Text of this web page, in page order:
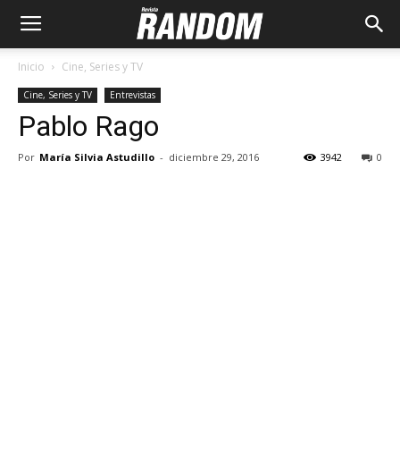
Inicio Cine, Series y TV
Cine, Series y TV Entrevistas
Pablo Rago
Por María Silvia Astudillo - diciembre 29, 2016 0
3942